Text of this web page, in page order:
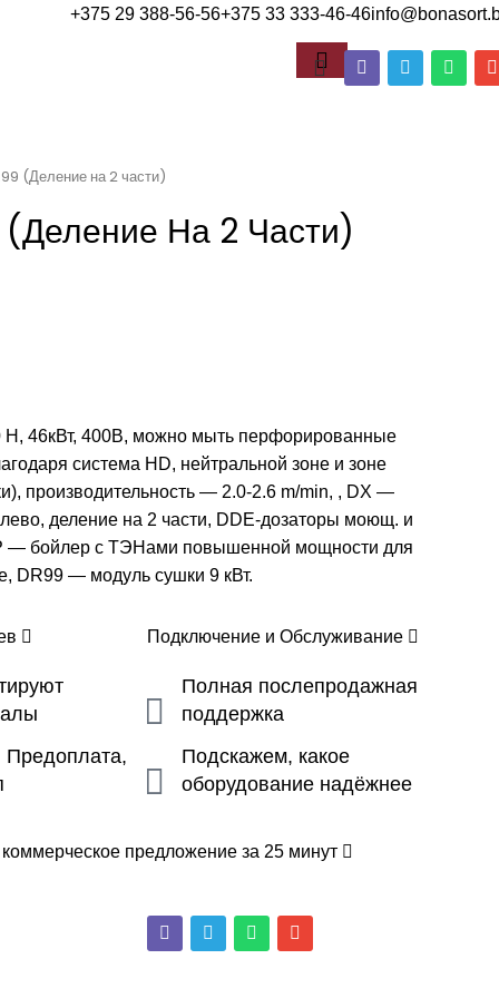
+375 29 388-56-56+375 33 333-46-46
(Деление на 2 части)
На 2 Части)
H, 46кВт, 400В, можно мыть перфорированные
система HD, нейтральной зоне и зоне
производительность — 2.0-2.6 m/min, , DX —
деление на 2 части, DDE-дозаторы моющ. и
— бойлер с ТЭНами повышенной мощности для
DR99 — модуль сушки 9 кВт.
Подключение и Обслуживание
Предоплата,
Полная послепродажная
поддержка
Подскажем, какое
оборудование надёжнее
предложение за 25 минут